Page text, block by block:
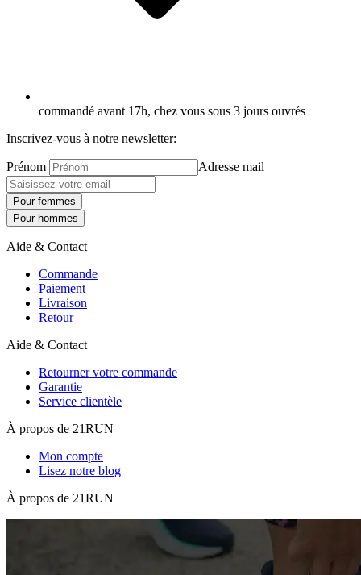
commandé avant 17h, chez vous sous 3 jours ouvrés
Inscrivez-vous à notre newsletter:
Prénom Adresse mail
Pour femmes
Pour hommes
Aide & Contact
Commande
Paiement
Livraison
Retour
Aide & Contact
Retourner votre commande
Garantie
Service clientèle
À propos de 21RUN
Mon compte
Lisez notre blog
À propos de 21RUN